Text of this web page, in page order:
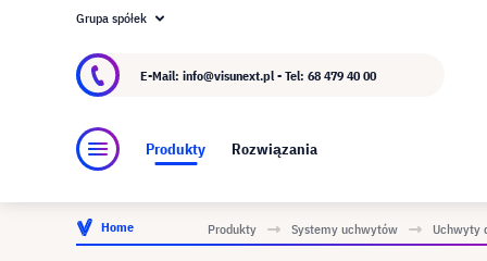
O visunext.pl
Grupa spółek
E-Mail: info@visunext.pl - Tel: 68 479 40 00
Produkty Rozwiązania
Home Produkty Systemy uchwytów Uchwyty